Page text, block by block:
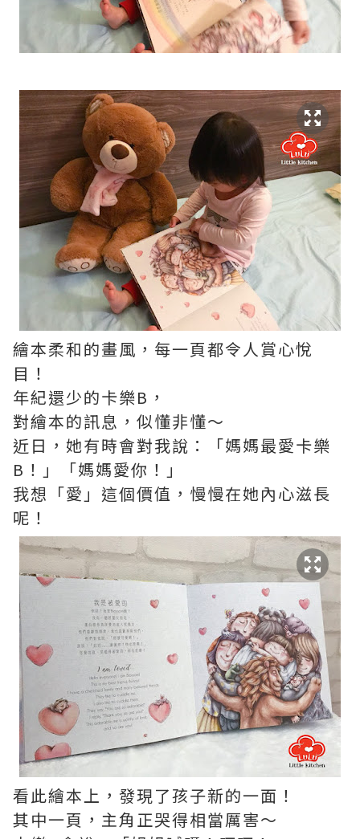
繪本柔和的畫風，每一頁都令人賞心悅
目！
年紀還少的卡樂B，
對繪本的訊息，似懂非懂～
近日，她有時會對我說：「媽媽最愛卡樂
B！」「媽媽愛你！」
我想「愛」這個價值，慢慢在她內心滋長
呢！
看此繪本上，發現了孩子新的一面！
其中一頁，主角正哭得相當厲害～